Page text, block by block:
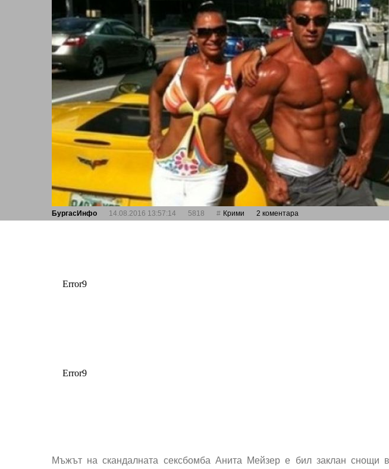
БургасИнфо 14.08.2016 13:57:14 5818 Крими 2 коментара
Мъжът на скандалната сексбомба Анита Мейзер е бил заклан